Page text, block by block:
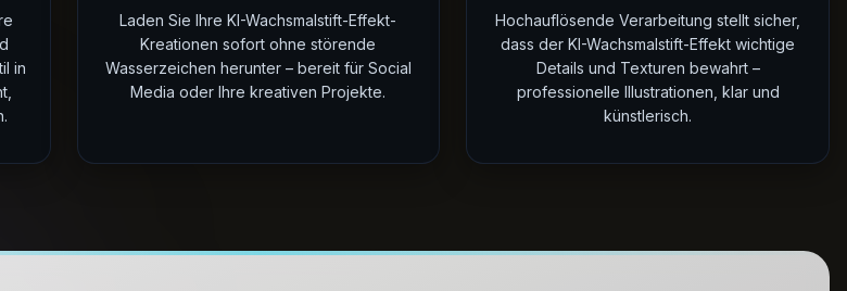
in
Laden Sie Ihre KI-Wachsmalstift-Effekt-
Kreationen sofort ohne störende
Wasserzeichen herunter – bereit für Social
Media oder Ihre kreativen Projekte.
Hochauflösende Verarbeitung stellt sicher,
dass der KI-Wachsmalstift-Effekt wichtige
Details und Texturen bewahrt –
professionelle Illustrationen, klar und
künstlerisch.